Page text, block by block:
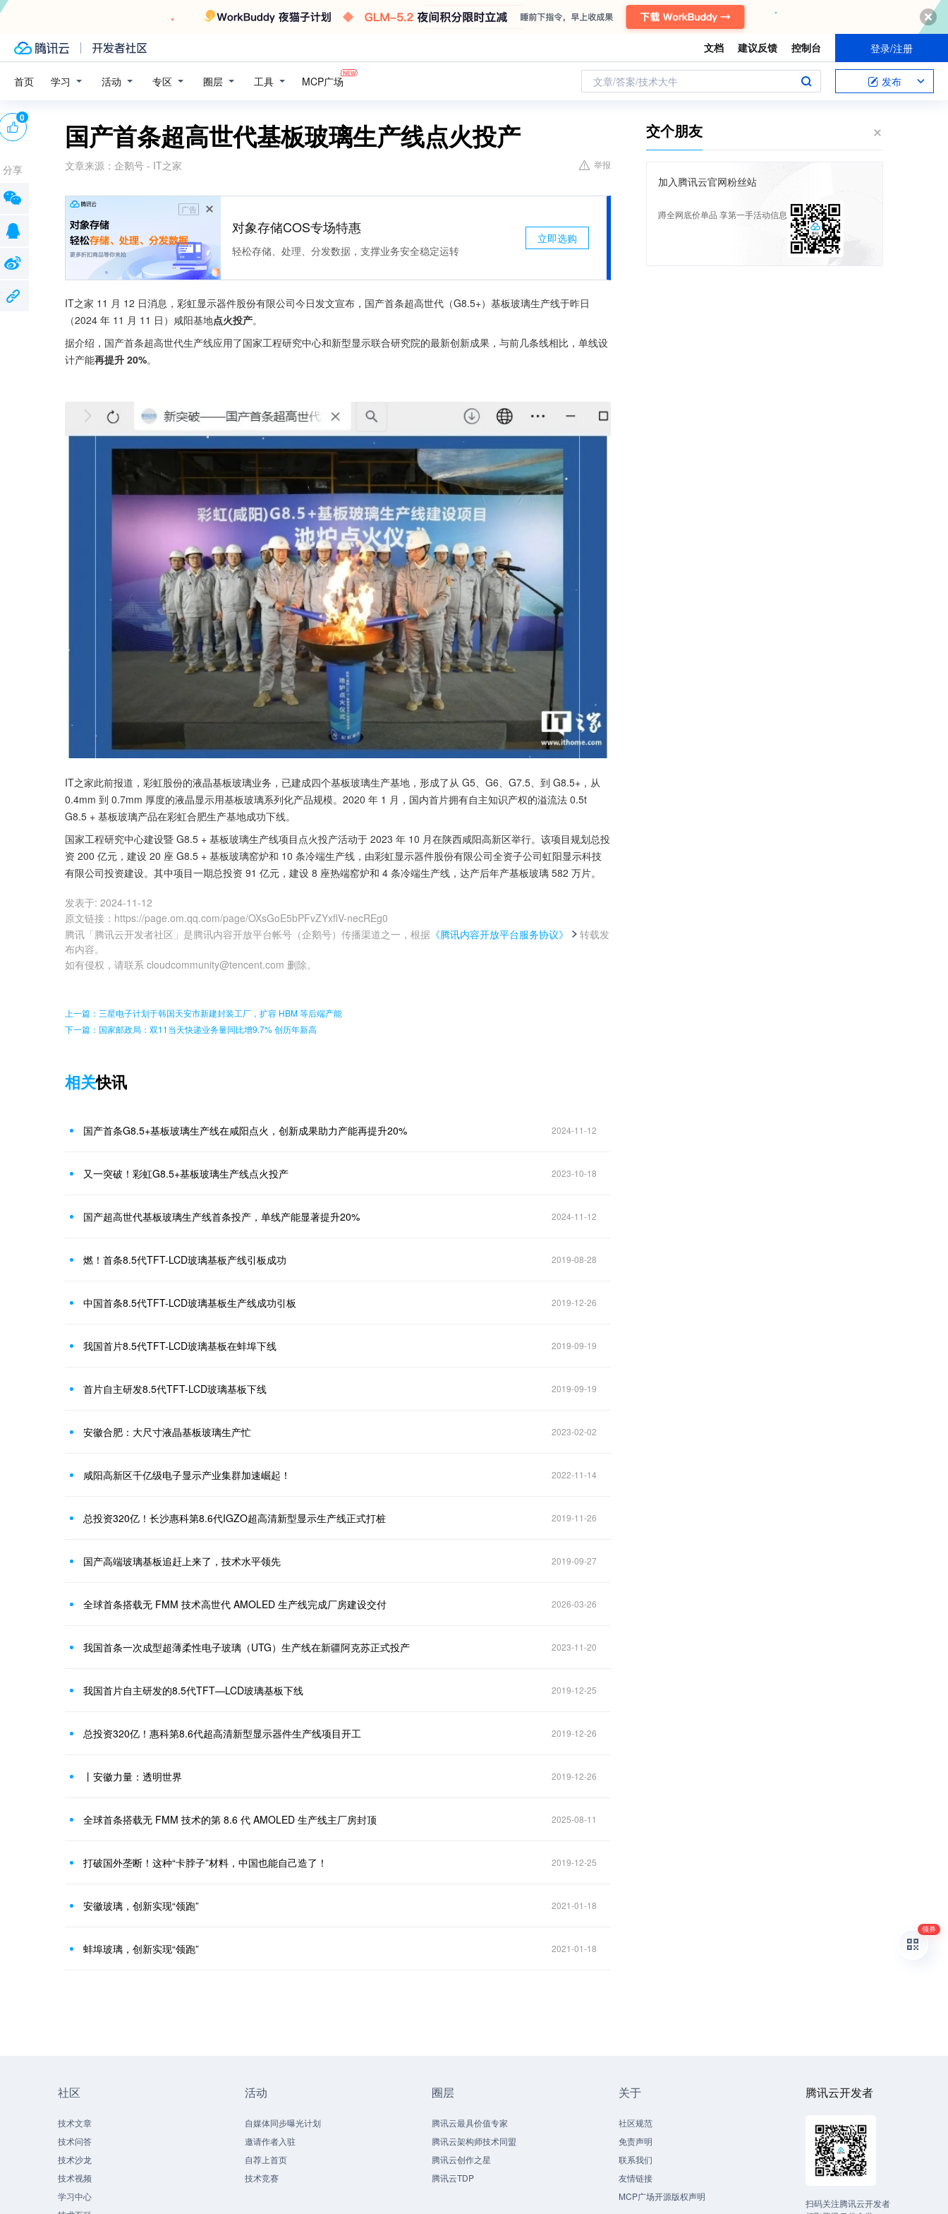
文档 建议反馈 控制台 登录/注册
首页 学习 活动 专区 圈层 工具 MCP广场 文章/答案/技术大牛 发布
国产首条超高世代基板玻璃生产线点火投产
文章来源： 企鹅号 - IT之家 举报
广告
对象存储COS专场特惠
轻松存储、处理、分发数据，支撑业务安全稳定运转
立即选购
IT之家 11 月 12 日消息，彩虹显示器件股份有限公司今日发文宣布，国产首条超高世代（G8.5+）基板玻璃生产线于昨日
（2024 年 11 月 11 日）咸阳基地点火投产。
据介绍，国产首条超高世代生产线应用了国家工程研究中心和新型显示联合研究院的最新创新成果，与前几条线相比，单线设
计产能再提升 20%。
IT之家此前报道，彩虹股份的液晶基板玻璃业务，已建成四个基板玻璃生产基地，形成了从 G5、G6、G7.5、到 G8.5+，从
0.4mm 到 0.7mm 厚度的液晶显示用基板玻璃系列化产品规模。2020 年 1 月，国内首片拥有自主知识产权的溢流法 0.5t
G8.5 + 基板玻璃产品在彩虹合肥生产基地成功下线。
国家工程研究中心建设暨 G8.5 + 基板玻璃生产线项目点火投产活动于 2023 年 10 月在陕西咸阳高新区举行。该项目规划总投
资 200 亿元，建设 20 座 G8.5 + 基板玻璃窑炉和 10 条冷端生产线，由彩虹显示器件股份有限公司全资子公司虹阳显示科技
有限公司投资建设。其中项目一期总投资 91 亿元，建设 8 座热端窑炉和 4 条冷端生产线，达产后年产基板玻璃 582 万片。
发表于: 2024-11-12
原文链接 ： https://page.om.qq.com/page/OXsGoE5bPFvZYxflV-necREg0
腾讯「腾讯云开发者社区」是腾讯内容开放平台帐号（企鹅号）传播渠道之一，根据 《腾讯内容开放平台服务协议》
转载发
布内容。
如有侵权，请联系 cloudcommunity@tencent.com 删除。
0
分享
上一篇：三星电子计划于韩国天安市新建封装工厂，扩容 HBM 等后端产能
下一篇：国家邮政局：双11当天快递业务量同比增9.7% 创历年新高
相关快讯
国产首条G8.5+基板玻璃生产线在咸阳点火，创新成果助力产能再提升20% 2024-11-12
又一突破！彩虹G8.5+基板玻璃生产线点火投产 2023-10-18
国产超高世代基板玻璃生产线首条投产，单线产能显著提升20% 2024-11-12
燃！首条8.5代TFT-LCD玻璃基板产线引板成功 2019-08-28
中国首条8.5代TFT-LCD玻璃基板生产线成功引板 2019-12-26
我国首片8.5代TFT-LCD玻璃基板在蚌埠下线 2019-09-19
首片自主研发8.5代TFT-LCD玻璃基板下线 2019-09-19
安徽合肥：大尺寸液晶基板玻璃生产忙 2023-02-02
咸阳高新区千亿级电子显示产业集群加速崛起！ 2022-11-14
总投资320亿！长沙惠科第8.6代IGZO超高清新型显示生产线正式打桩 2019-11-26
国产高端玻璃基板追赶上来了，技术水平领先 2019-09-27
全球首条搭载无 FMM 技术高世代 AMOLED 生产线完成厂房建设交付 2026-03-26
我国首条一次成型超薄柔性电子玻璃（UTG）生产线在新疆阿克苏正式投产 2023-11-20
我国首片自主研发的8.5代TFT—LCD玻璃基板下线 2019-12-25
总投资320亿！惠科第8.6代超高清新型显示器件生产线项目开工 2019-12-26
丨安徽力量：透明世界 2019-12-26
全球首条搭载无 FMM 技术的第 8.6 代 AMOLED 生产线主厂房封顶 2025-08-11
打破国外垄断！这种“卡脖子”材料，中国也能自己造了！ 2019-12-25
安徽玻璃，创新实现“领跑” 2021-01-18
蚌埠玻璃，创新实现“领跑” 2021-01-18
交个朋友
加入腾讯云官网粉丝站
蹲全网底价单品 享第一手活动信息
社区
技术文章
技术问答
技术沙龙
技术视频
学习中心
活动
自媒体同步曝光计划
邀请作者入驻
自荐上首页
技术竞赛
圈层
腾讯云最具价值专家
腾讯云架构师技术同盟
腾讯云创作之星
腾讯云TDP
关于
社区规范
免责声明
联系我们
友情链接
MCP广场开源版权声明
腾讯云开发者
扫码关注腾讯云开发者
领券